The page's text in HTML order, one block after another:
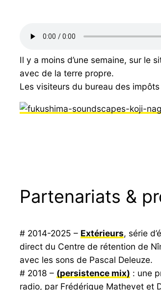
Il y a moins d’une semaine, sur
avec de la terre propre.
Les visiteurs du bureau des
Partenariats &
# 2014-2025 – Extérieurs, série
direct du Centre de rétention de
avec les sons de Pascal Deleuze.
# 2018 – (persistence mix) : une
radio, par Frédérique Mathevet et